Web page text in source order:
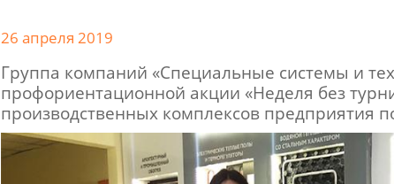
26 апреля 2019
Группа компаний «Специальные системы и
профориентационной акции «Неделя без
производственных комплексов предприятия